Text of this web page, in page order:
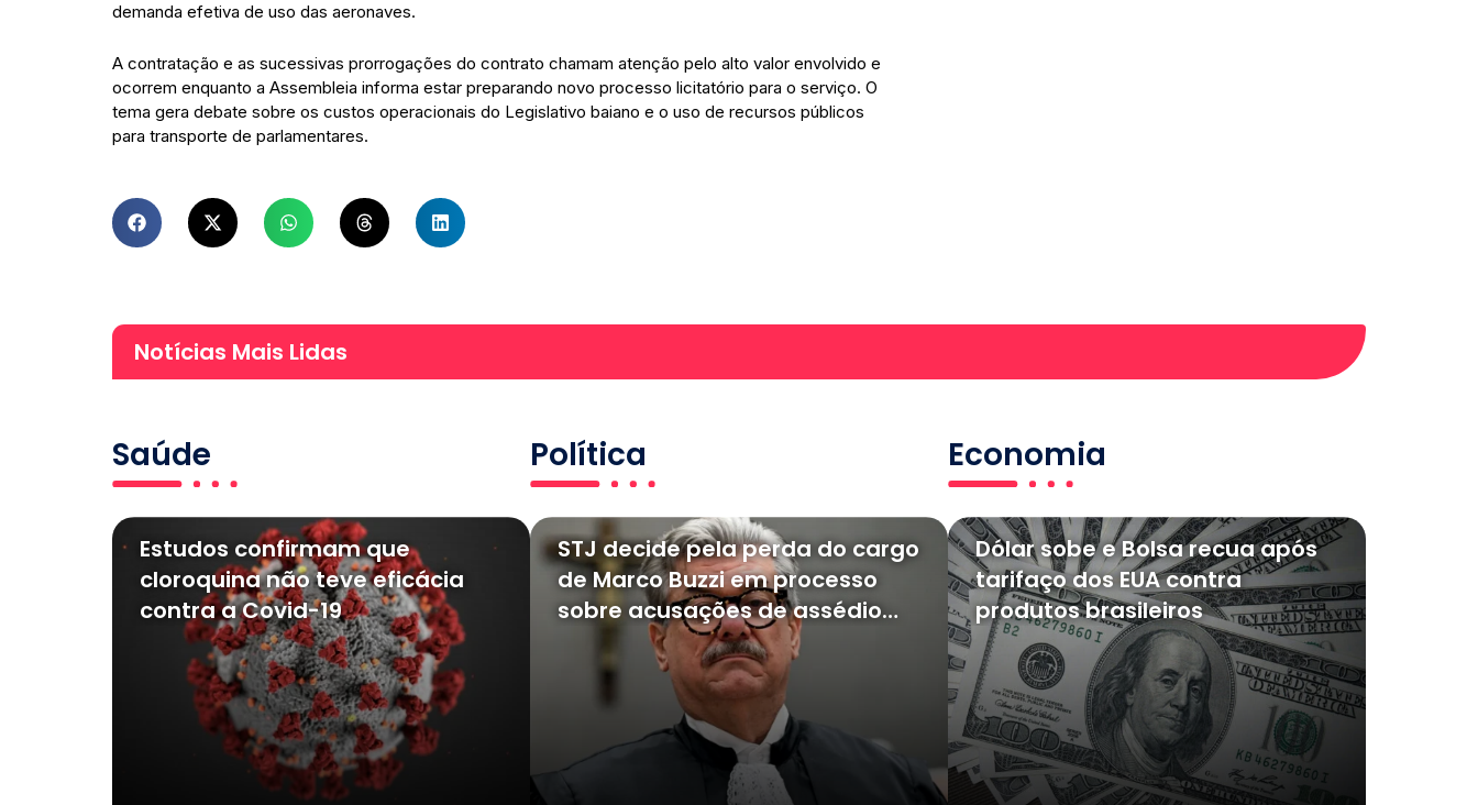
demanda efetiva de uso das aeronaves.
A contratação e as sucessivas prorrogações do contrato chamam atenção pelo alto valor envolvido e
ocorrem enquanto a Assembleia informa estar preparando novo processo licitatório para o serviço. O
tema gera debate sobre os custos operacionais do Legislativo baiano e o uso de recursos públicos
para transporte de parlamentares.
Notícias Mais Lidas
Saúde
Estudos confirmam que
cloroquina não teve eficácia
contra a Covid-19
Política
STJ decide pela perda do cargo
de Marco Buzzi em processo
sobre acusações de assédio
Economia
Dólar sobe e Bolsa recua após
tarifaço dos EUA contra
produtos brasileiros